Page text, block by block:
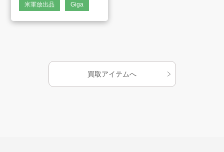
販売のご案内
品番：81AE026
米軍放出品
米軍放出品 Giga
買取アイテムへ